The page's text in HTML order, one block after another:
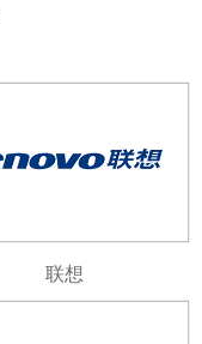
联想